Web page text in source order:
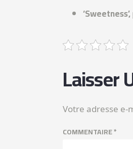
‘Sweetness’,
Laisser
Votre adresse e-
COMMENTAIRE*